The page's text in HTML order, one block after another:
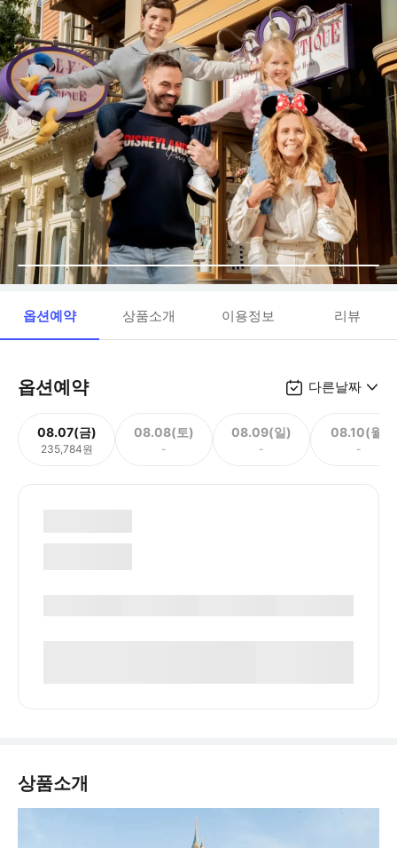
옵션예약 상품소개 이용정보 리뷰
옵션예약 다른날짜
08.07(금)
235,784원
08.08(토)
-
08.09(일)
-
08.10(월)
-
상품소개